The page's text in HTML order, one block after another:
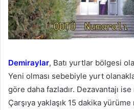
Demiraylar, Batı yurtlar bölgesi
Yeni olması sebebiyle yurt
göre daha fazladır. Dezavantajı ise
Çarşıya yaklaşık 15 dakika